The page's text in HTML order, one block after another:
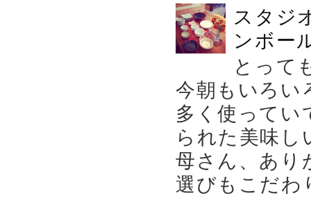
スタジ
ンボー
とって
今朝もいろい
多く使ってい
られた美味
母さん、あり
選びもこだ